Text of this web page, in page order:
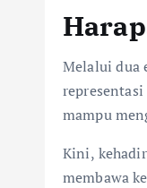
Melalui dua
mampu
Kini,
membawa